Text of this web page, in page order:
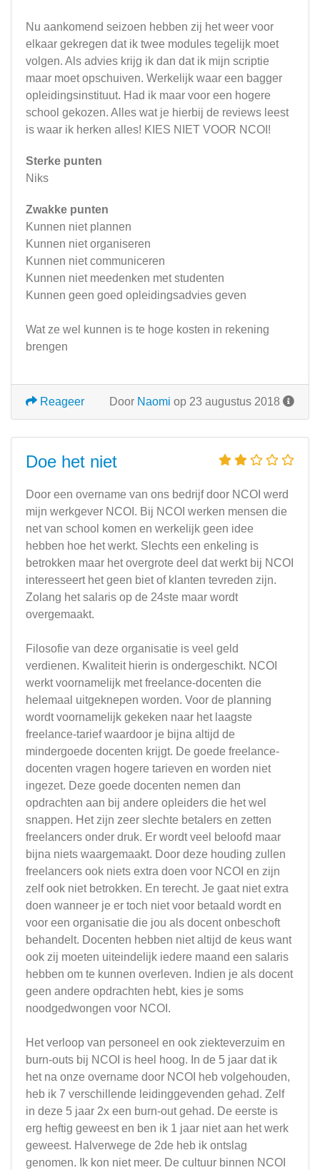
Nu aankomend seizoen hebben zij het weer voor
elkaar gekregen dat ik twee modules tegelijk moet
volgen. Als advies krijg ik dan dat ik mijn scriptie
maar moet opschuiven. Werkelijk waar een bagger
opleidingsinstituut. Had ik maar voor een hogere
school gekozen. Alles wat je hierbij de reviews leest
is waar ik herken alles! KIES NIET VOOR NCOI!
Sterke punten
Niks
Zwakke punten
Kunnen niet plannen
Kunnen niet organiseren
Kunnen niet communiceren
Kunnen niet meedenken met studenten
Kunnen geen goed opleidingsadvies geven
Wat ze wel kunnen is te hoge kosten in rekening
brengen
Door Naomi op 23 augustus 2018
Reageer
Doe het niet
Door een overname van ons bedrijf door NCOI werd
mijn werkgever NCOI. Bij NCOI werken mensen die
net van school komen en werkelijk geen idee
hebben hoe het werkt. Slechts een enkeling is
betrokken maar het overgrote deel dat werkt bij NCOI
interesseert het geen biet of klanten tevreden zijn.
Zolang het salaris op de 24ste maar wordt
overgemaakt.
Filosofie van deze organisatie is veel geld
verdienen. Kwaliteit hierin is ondergeschikt. NCOI
werkt voornamelijk met freelance-docenten die
helemaal uitgeknepen worden. Voor de planning
wordt voornamelijk gekeken naar het laagste
freelance-tarief waardoor je bijna altijd de
mindergoede docenten krijgt. De goede freelance-
docenten vragen hogere tarieven en worden niet
ingezet. Deze goede docenten nemen dan
opdrachten aan bij andere opleiders die het wel
snappen. Het zijn zeer slechte betalers en zetten
freelancers onder druk. Er wordt veel beloofd maar
bijna niets waargemaakt. Door deze houding zullen
freelancers ook niets extra doen voor NCOI en zijn
zelf ook niet betrokken. En terecht. Je gaat niet extra
doen wanneer je er toch niet voor betaald wordt en
voor een organisatie die jou als docent onbeschoft
behandelt. Docenten hebben niet altijd de keus want
ook zij moeten uiteindelijk iedere maand een salaris
hebben om te kunnen overleven. Indien je als docent
geen andere opdrachten hebt, kies je soms
noodgedwongen voor NCOI.
Het verloop van personeel en ook ziekteverzuim en
burn-outs bij NCOI is heel hoog. In de 5 jaar dat ik
het na onze overname door NCOI heb volgehouden,
heb ik 7 verschillende leidinggevenden gehad. Zelf
in deze 5 jaar 2x een burn-out gehad. De eerste is
erg heftig geweest en ben ik 1 jaar niet aan het werk
geweest. Halverwege de 2de heb ik ontslag
genomen. Ik kon niet meer. De cultuur binnen NCOI